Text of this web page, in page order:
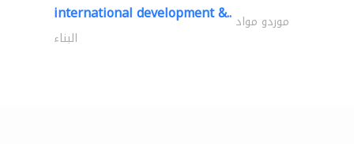
international development &.. موردو مواد
البناء